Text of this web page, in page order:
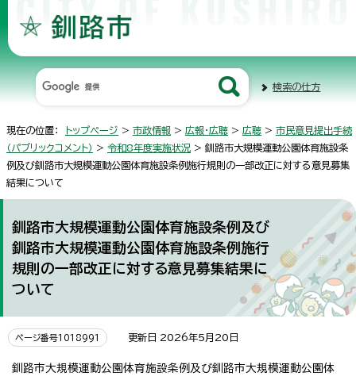
検索の仕方
現在の位置： トップページ > 市政情報 > 広報・広聴 > 広聴 > 市民意見提出手続
（パブリックコメント） > 令和8年度実施状況 > 釧路市大規模運動公園体育施設条
例及び釧路市大規模運動公園体育施設条例施行規則の一部改正に対する意見募集
結果について
釧路市大規模運動公園体育施設条例及び
釧路市大規模運動公園体育施設条例施行
規則の一部改正に対する意見募集結果に
ついて
ページ番号1018991 更新日 2026年5月20日
釧路市大規模運動公園体育施設条例及び釧路市大規模運動公園体